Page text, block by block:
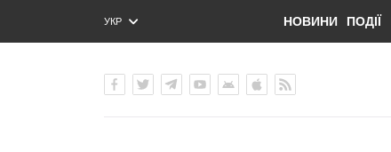
УКР
ENG
НОВИНИ ПОДІЇ